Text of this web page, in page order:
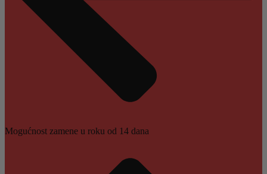
Mogućnost zamene u roku od 14 dana